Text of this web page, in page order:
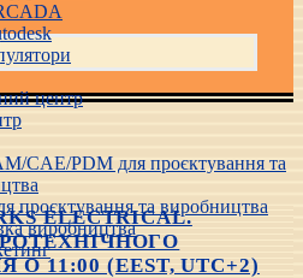
центр
CAE/PDM для проєктування та
проєктування та виробництва
виробництва
ELECTRICAL.
11:00 (EEST, UTC+2)